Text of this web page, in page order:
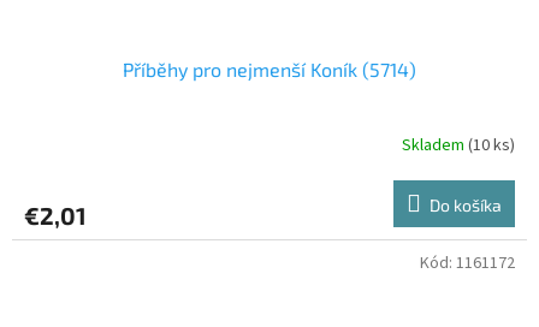
Příběhy pro nejmenší Koník (5714)
Skladem (10 ks)
€2,01 Do košíka
Kód: 1161172